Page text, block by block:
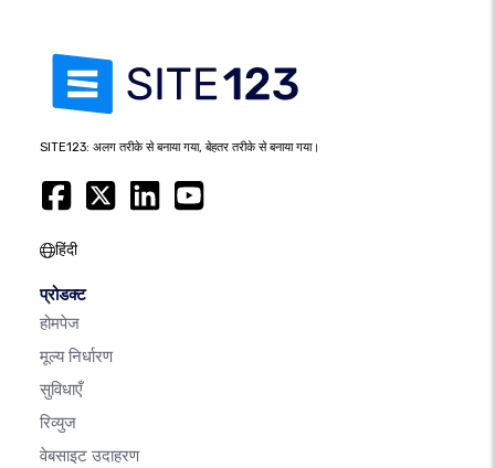
SITE123: अलग तरीके से बनाया गया, बेहतर तरीके से बनाया गया।
हिंदी
प्रोडक्ट
होमपेज
मूल्य निर्धारण
सुविधाएँ
रिव्युज
वेबसाइट उदाहरण